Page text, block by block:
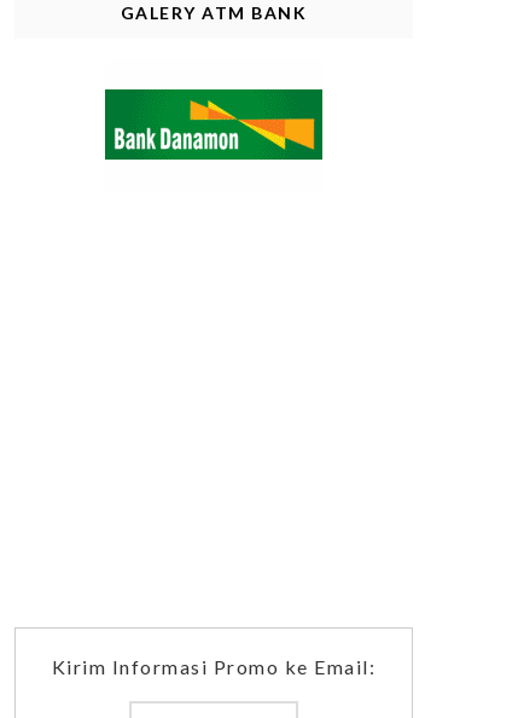
GALERY ATM BANK
Kirim Informasi Promo ke Email: